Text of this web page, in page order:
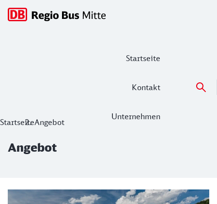
Startseite
Kontakt
Unternehmen
Hauptnavigation
Angebot
StartseiteAngebot
Angebot